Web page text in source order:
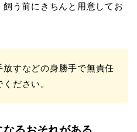
う前にきちんと用意してお
放すなどの身勝手で無責任
ださい。